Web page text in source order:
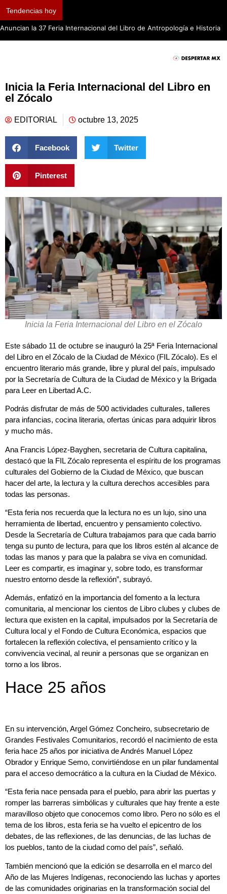
Tendencias hoy
Anuncian la 37 Feria Internacional del Libro de Antropología e Historia
Inicia la Feria Internacional del Libro en
el Zócalo
EDITORIAL octubre 13, 2025
Facebook Twitter
Pinterest
Inicia la Feria Internacional del Libro en el Zócalo
Este sábado 11 de octubre se inauguró la 25ª Feria Internacional
del Libro en el Zócalo de la Ciudad de México (FIL Zócalo). Es el
encuentro literario más grande, libre y plural del país, impulsado
por la Secretaría de Cultura de la Ciudad de México y la Brigada
para Leer en Libertad A.C.
Podrás disfrutar de más de 500 actividades culturales, talleres
para infancias, cocina literaria, ofertas únicas para adquirir libros
y mucho más.
Ana Francis López-Bayghen, secretaria de Cultura capitalina,
destacó que la FIL Zócalo representa el espíritu de los programas
culturales del Gobierno de la Ciudad de México, que buscan
hacer del arte, la lectura y la cultura derechos accesibles para
todas las personas.
“Esta feria nos recuerda que la lectura no es un lujo, sino una
herramienta de libertad, encuentro y pensamiento colectivo.
Desde la Secretaría de Cultura trabajamos para que cada barrio
tenga su punto de lectura, para que los libros estén al alcance de
todas las manos y para que la palabra se viva en comunidad.
Leer es compartir, es imaginar y, sobre todo, es transformar
nuestro entorno desde la reflexión”, subrayó.
Además, enfatizó en la importancia del fomento a la lectura
comunitaria, al mencionar los cientos de Libro clubes y clubes de
lectura que existen en la capital, impulsados por la Secretaría de
Cultura local y el Fondo de Cultura Económica, espacios que
fortalecen la reflexión colectiva, el pensamiento crítico y la
convivencia vecinal, al reunir a personas que se organizan en
torno a los libros.
Hace 25 años
En su intervención, Argel Gómez Concheiro, subsecretario de
Grandes Festivales Comunitarios, recordó el nacimiento de esta
feria hace 25 años por iniciativa de Andrés Manuel López
Obrador y Enrique Semo, convirtiéndose en un pilar fundamental
para el acceso democrático a la cultura en la Ciudad de México.
“Esta feria nace pensada para el pueblo, para abrir las puertas y
romper las barreras simbólicas y culturales que hay frente a este
maravilloso objeto que conocemos como libro. Pero no sólo es el
tema de los libros, esta feria se ha vuelto el epicentro de los
debates, de las reflexiones, de las denuncias, de las luchas de
los pueblos, tanto de la ciudad como del país”, señaló.
También mencionó que la edición se desarrolla en el marco del
Año de las Mujeres Indígenas, reconociendo las luchas y aportes
de las comunidades originarias en la transformación social del